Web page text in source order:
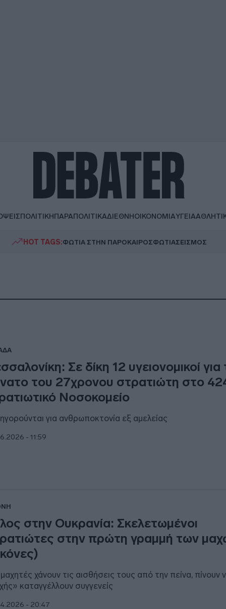
ΠΟΛΙΤΙΚΗΠΑΡΑΠΟΛΙΤΙΚΑΔΙΕΘΝΗΟΙΚΟΝΟΜΙΑΥΓΕΙΑ
HOT TAGS:ΦΩΤΙΑ ΣΤΗΝ ΠΑΡΟΚΑΙΡΟΣΦΩΤΙΑΣΕΙΣΜΟΣ
Σε δίκη 12 υγειονομικοί για
του 27χρονου στρατιώτη στο
Νοσοκομείο
για ανθρωποκτονία εξ αμελείας
- 11:59
στην Ουκρανία: Σκελετωμένοι
στην πρώτη γραμμή των
χάνουν τις αισθήσεις τους από την πείνα, πίνουν
καταγγέλλουν συγγενείς
- 20:47